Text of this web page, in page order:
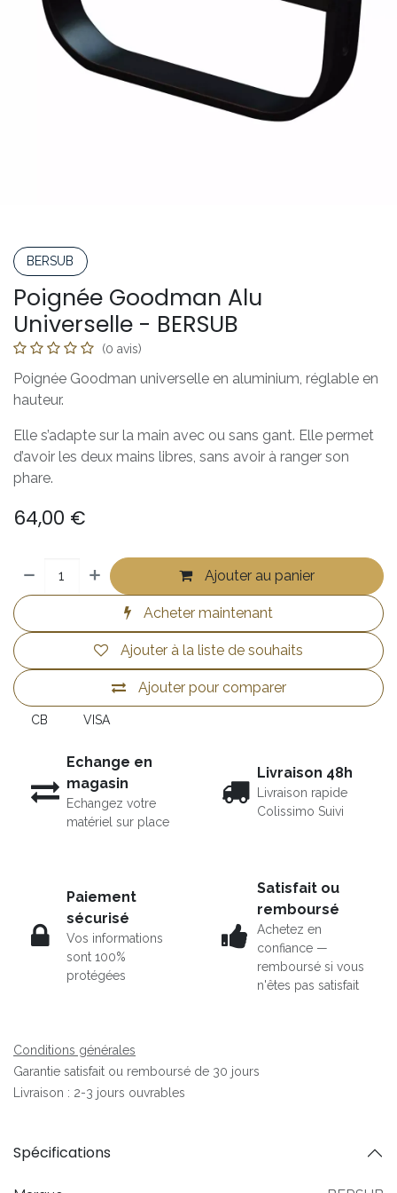
BERSUB
Poignée Goodman Alu
Universelle - BERSUB
(0 avis)
Poignée Goodman universelle en aluminium, réglable en
hauteur.
Elle s’adapte sur la main avec ou sans gant. Elle permet
d’avoir les deux mains libres, sans avoir à ranger son
phare.
64,00 €
Ajouter au panier
Acheter maintenant
Ajouter pour comparer
Ajouter à la liste de souhaits
CB VISA
Echange en
magasin
Echangez votre
matériel sur place
Livraison 48h
Livraison rapide
Colissimo Suivi
Paiement
sécurisé
Vos informations
sont 100%
protégées
Satisfait ou
remboursé
Achetez en
confiance —
remboursé si vous
n'êtes pas satisfait
Conditions générales
Garantie satisfait ou remboursé de 30 jours
Livraison : 2-3 jours ouvrables
Spécifications